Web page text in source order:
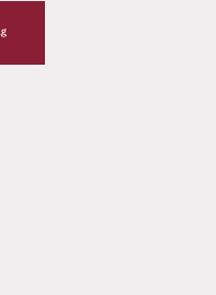
Verlag Logo